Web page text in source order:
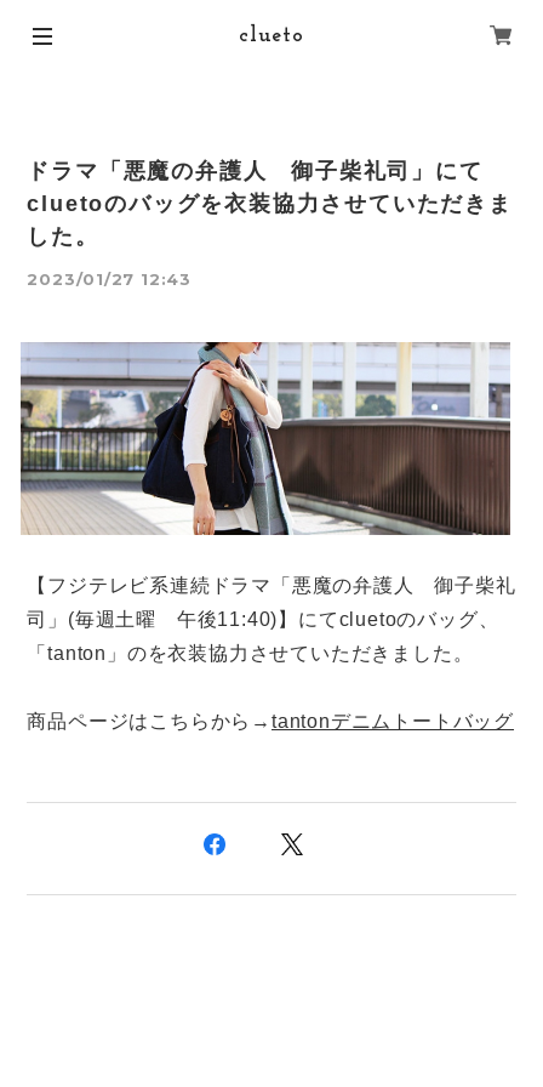
clueto
ドラマ「悪魔の弁護人 御子柴礼司」にて
cluetoのバッグを衣装協力させていただきま
した。
2023/01/27 12:43
【フジテレビ系連続ドラマ「悪魔の弁護人 御子柴礼
司」(毎週土曜 午後11:40)】にてcluetoのバッグ、
「tanton」のを衣装協力させていただきました。
商品ページはこちらから→ tantonデニムトートバッグ